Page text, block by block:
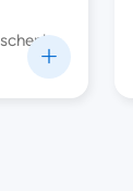
Kies uit 7 verschillende visgeschenken